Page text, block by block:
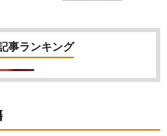
事ランキング